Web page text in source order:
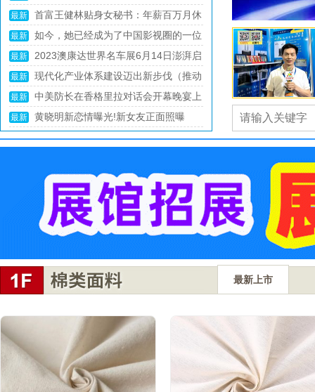
装面料商家，共赴大数据与人工智能之旅
最新 两岸何时会启动协商？民进党当局已经
表态，赖清德或弃卒保车
最新 真让王健林说中了？2024年起，楼市
或将超乎预料，3个原因很真实
最新 宇宙一切已被安排好？爱因斯坦为何信
神学？杨振宁为何信造物者？
最新 《天道》你是什么人，就会走到什么位
置，谁都逃不掉
最新 36氪独家｜大众与地平线合资公司新进
展：调入上百人，CTO黄畅坐镇
最新 中网市场：杭州第19届亚运会 浙江省
杭州市举办的第19届亚洲夏季运动会
最新上市